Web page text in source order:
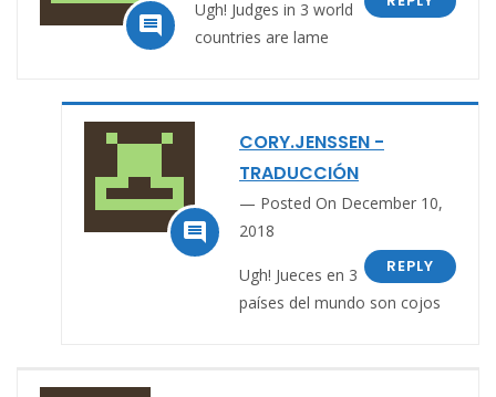

Ugh! Judges in 3 world
countries are lame

CORY.JENSSEN -
TRADUCCIÓN
Posted On December 10,
2018
REPLY
Ugh! Jueces en 3
países del mundo son cojos